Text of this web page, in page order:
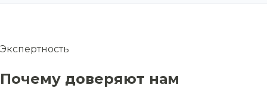
Экспертность
Почему доверяют нам